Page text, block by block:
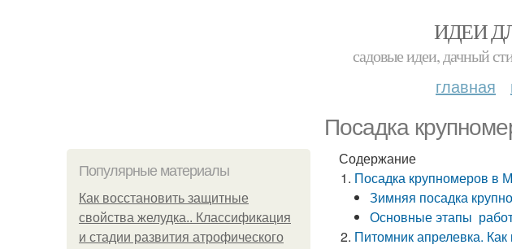
ИДЕИ
садовые идеи, дачный
главная
Посадка
Популярные материалы
Как восстановить защитные
свойства желудка.. Классификация
и стадии развития атрофического
Содержание
Посадка крупномеров в
Зимняя посадка
Основные этапы
Питомник апрелевка.